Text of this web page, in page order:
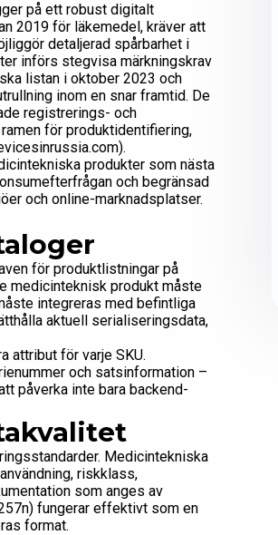
på ett robust digitalt
2019 för läkemedel, kräver att
detaljerad spårbarhet i
införs stegvisa märkningskrav
listan i oktober 2023 och
inom en snar framtid. De
registrerings- och
för produktidentifiering,
produkter som nästa
och begränsad
och online-marknadsplatser.
för produktlistningar på
medicinteknisk produkt måste
integreras med befintliga
aktuell serialiseringsdata,
attribut för varje SKU.
och satsinformation –
påverka inte bara backend-
Medicintekniska
riskklass,
som anges av
fungerar effektivt som en
format.